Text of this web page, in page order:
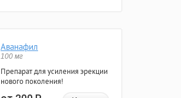
Аванафил
100 мг
Препарат для усиления эрекции
нового поколения!